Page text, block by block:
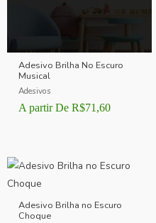
Adesivo Brilha No Escuro
Musical
Adesivos
A partir De R$71,60
Adesivo Brilha no Escuro
Choque